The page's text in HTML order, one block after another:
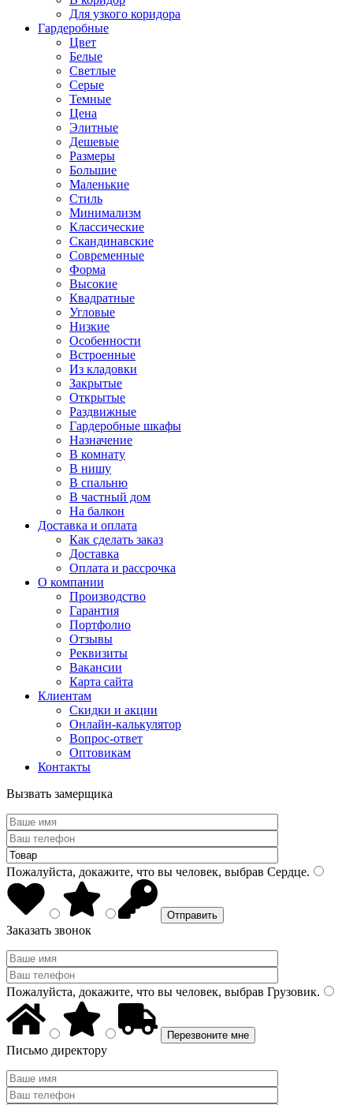
Для узкого коридора
Гардеробные
Цвет
Белые
Светлые
Серые
Темные
Цена
Элитные
Дешевые
Размеры
Большие
Маленькие
Стиль
Минимализм
Классические
Скандинавские
Современные
Форма
Высокие
Квадратные
Угловые
Низкие
Особенности
Встроенные
Из кладовки
Закрытые
Открытые
Раздвижные
Гардеробные шкафы
Назначение
В комнату
В нишу
В спальню
В частный дом
На балкон
Доставка и оплата
Как сделать заказ
Доставка
Оплата и рассрочка
О компании
Производство
Гарантия
Портфолио
Отзывы
Реквизиты
Вакансии
Карта сайта
Клиентам
Скидки и акции
Онлайн-калькулятор
Вопрос-ответ
Оптовикам
Контакты
Вызвать замерщика
Пожалуйста, докажите, что вы человек, выбрав Сердце.
Заказать звонок
Пожалуйста, докажите, что вы человек, выбрав Грузовик.
Письмо директору